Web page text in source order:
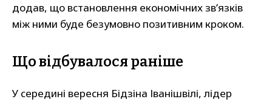
додав, що встановлення економічних зв’язків
між ними буде безумовно позитивним кроком.
Що відбувалося раніше
У середині вересня Бідзіна Іванішвілі, лідер